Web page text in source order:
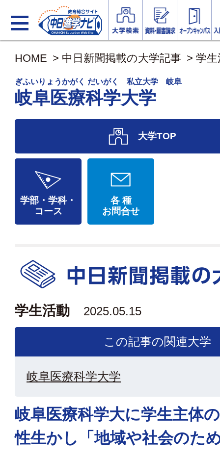
HOME > 中日新聞掲載の大学記事 > 学
ぎふいりょうかがく だいがく 私立大学 岐阜
岐阜医療科学大学
大学TOP
学部・学科・
コース
各 種
お問合せ
学生活動 2025.05.15
この記事の関連大学
岐阜医療科学大学
岐阜医療科学大に学生主体
性生かし「地域や社会のた